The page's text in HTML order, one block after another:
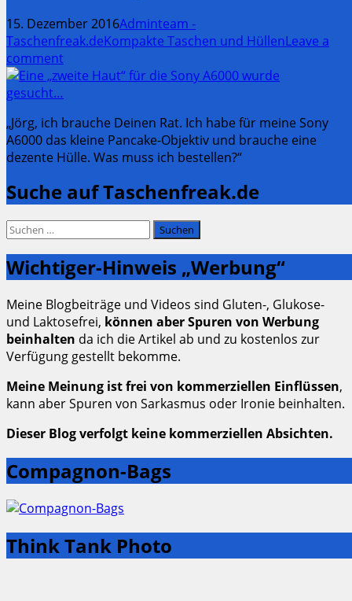
15. Dezember 2016Adminteam -
Taschenfreak.deKompakte Taschen und HüllenLeave a
comment
„Jörg, ich brauche Deinen Rat. Ich habe für meine Sony
A6000 das kleine Pancake-Objektiv und brauche eine
dezente Hülle. Was muss ich bestellen?“
Suche auf Taschenfreak.de
Suchen
nach:
Wichtiger-Hinweis „Werbung“
Meine Blogbeiträge und Videos sind Gluten-, Glukose-
und Laktosefrei, können aber Spuren von Werbung
beinhalten da ich die Artikel ab und zu kostenlos zur
Verfügung gestellt bekomme.
Meine Meinung ist frei von kommerziellen Einflüssen,
kann aber Spuren von Sarkasmus oder Ironie beinhalten.
Dieser Blog verfolgt keine kommerziellen Absichten.
Compagnon-Bags
Think Tank Photo